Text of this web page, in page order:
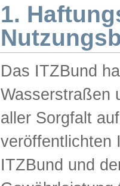
1.
Das ITZBund
Wasserstraßen
aller Sorgfalt
veröffentlichten
ITZBund und